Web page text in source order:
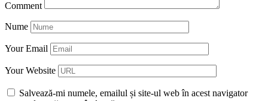
Comment
Nume
Your Email
Your Website
Salvează-mi numele, emailul și site-ul web în acest navigator